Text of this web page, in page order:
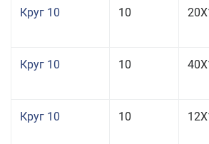
Круг 10 10
Круг 10 10
Круг 10 10